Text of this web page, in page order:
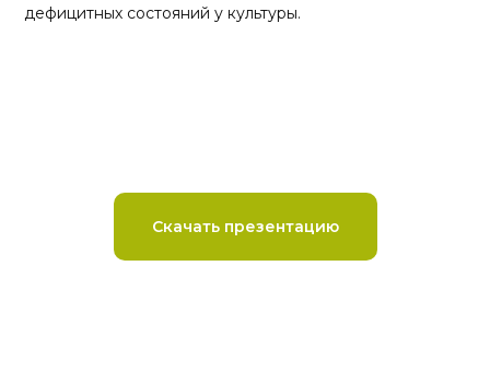
дефицитных состояний у культуры.
Скачать презентацию